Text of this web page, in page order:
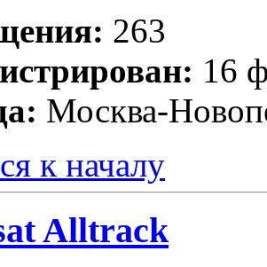
263
16
Москва-
к началу
Alltrack